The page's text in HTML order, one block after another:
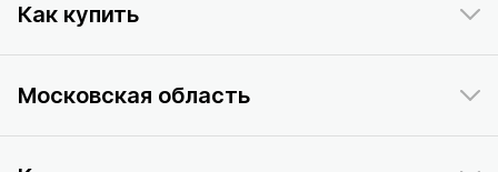
Как купить
Московская область